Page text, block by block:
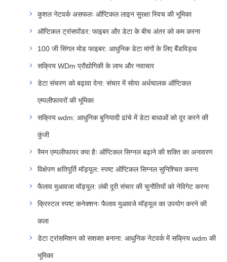
कुशल नेटवर्क असफलः ऑप्टिकल लाइन सुरक्षा स्विच की भूमिका
ऑप्टिकल ट्रांसपोंडर: फाइबर और डेटा के बीच अंतर को कम करना
100 जी सिंगल मोड फाइबर: आधुनिक डेटा मांगों के लिए बैंडविड्थ
सक्रिय WDm प्रौद्योगिकी के लाभ और नवाचार
डेटा संचरण को बढ़ावा देना: संचार में सोया अर्धचालक ऑप्टिकल
एम्पलीफायरों की भूमिका
सक्रिय wdm: आधुनिक बुनियादी ढांचे में डेटा बाधाओं को दूर करने की
कुंजी
रैमन एम्पलीफायर क्या हैः ऑप्टिकल सिग्नल बढ़ाने की शक्ति का अनावरण
विक्षेपण क्षतिपूर्ति मॉड्यूल: स्पष्ट ऑप्टिकल सिग्नल सुनिश्चित करना
फैलाव मुआवजा मॉड्यूल: लंबी दूरी संचार की चुनौतियों को नेविगेट करना
क्रिस्टल स्पष्ट कनेक्शनः फैलाव मुआवजे मॉड्यूल का उपयोग करने की
कला
डेटा ट्रांसमिशन को सशक्त बनाना: आधुनिक नेटवर्क में सक्रिय wdm की
भूमिका